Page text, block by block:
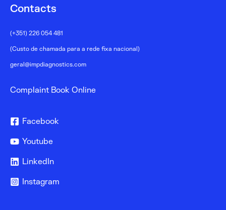
Contacts
(+351) 226 054 481
(Custo de chamada para a rede fixa nacional)
geral@impdiagnostics.com
Complaint Book Online
Facebook
Youtube
LinkedIn
Instagram